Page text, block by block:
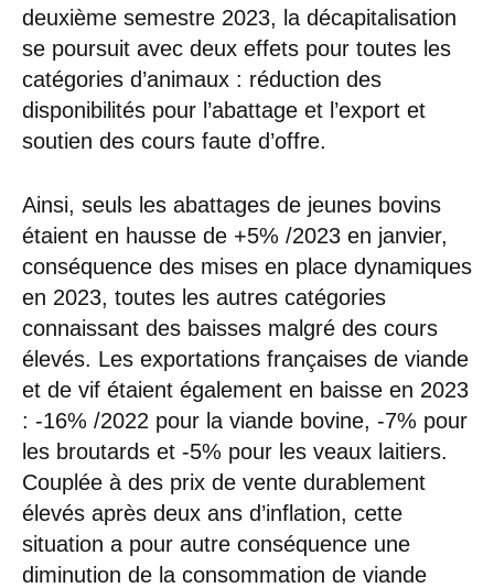
deuxième semestre 2023, la décapitalisation
se poursuit avec deux effets pour toutes les
catégories d’animaux : réduction des
disponibilités pour l’abattage et l’export et
soutien des cours faute d’offre.
Ainsi, seuls les abattages de jeunes bovins
étaient en hausse de +5% /2023 en janvier,
conséquence des mises en place dynamiques
en 2023, toutes les autres catégories
connaissant des baisses malgré des cours
élevés. Les exportations françaises de viande
et de vif étaient également en baisse en 2023
: -16% /2022 pour la viande bovine, -7% pour
les broutards et -5% pour les veaux laitiers.
Couplée à des prix de vente durablement
élevés après deux ans d’inflation, cette
situation a pour autre conséquence une
diminution de la consommation de viande